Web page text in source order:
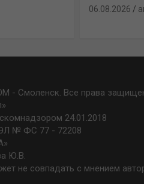
06.08.2026
- Смоленск. Все права
24.01.2018
№ ФС 77 - 72208
Ю.В.
не совпадать с мнением